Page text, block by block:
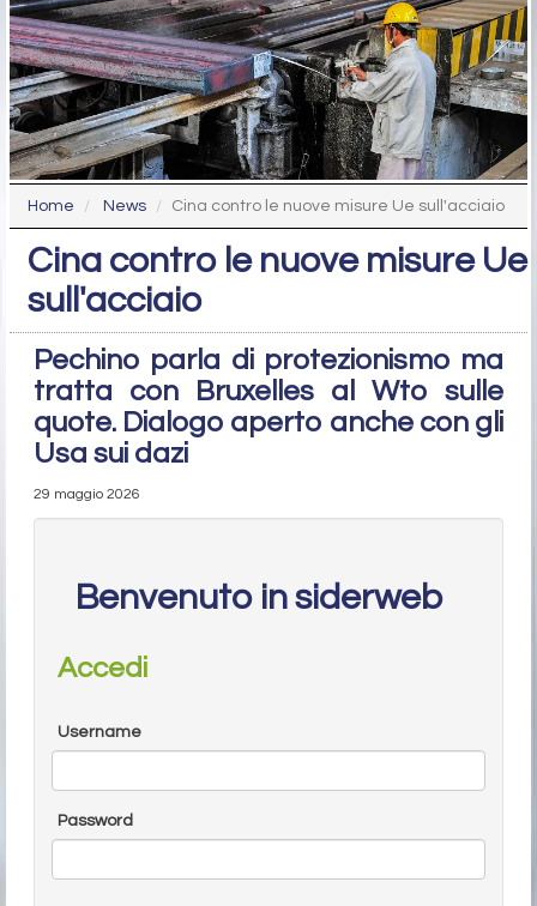
Home News Cina contro le nuove misure Ue sull'acciaio
Cina contro le nuove misure Ue
sull'acciaio
Pechino parla di protezionismo ma
tratta con Bruxelles al Wto sulle
quote. Dialogo aperto anche con gli
Usa sui dazi
29 maggio 2026
Benvenuto in siderweb
Accedi
Username
Password